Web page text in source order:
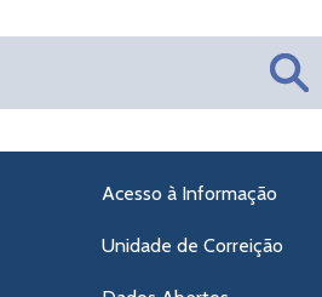
Acesso à Informação
Unidade de Correição